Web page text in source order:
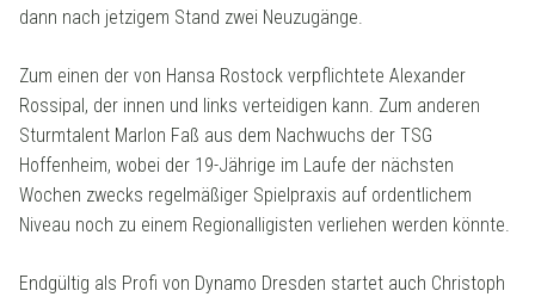
dann nach jetzigem Stand zwei Neuzugänge.
Zum einen der von Hansa Rostock verpflichtete Alexander
Rossipal, der innen und links verteidigen kann. Zum anderen
Sturmtalent Marlon Faß aus dem Nachwuchs der TSG
Hoffenheim, wobei der 19-Jährige im Laufe der nächsten
Wochen zwecks regelmäßiger Spielpraxis auf ordentlichem
Niveau noch zu einem Regionalligisten verliehen werden könnte.
Endgültig als Profi von Dynamo Dresden startet auch Christoph